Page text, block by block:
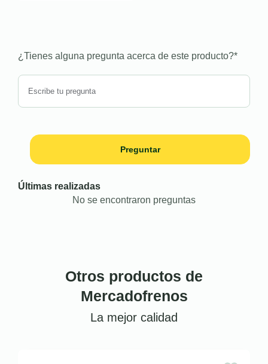
¿Tienes alguna pregunta acerca de este producto?*
Preguntar
Últimas realizadas
No se encontraron preguntas
Otros productos de
Mercadofrenos
La mejor calidad